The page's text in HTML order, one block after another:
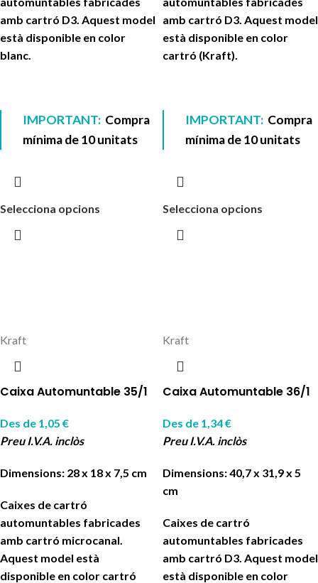
amb cartró D3. Aquest model
està disponible en color
blanc.
IMPORTANT: Compra
mínima de 10 unitats
Selecciona opcions
amb cartró D3. Aquest model
està disponible en color
cartró (Kraft).
IMPORTANT: Compra
mínima de 10 unitats
Selecciona opcions
Kraft
Caixa Automuntable 35/1
Des de 1,05 €
Preu I.V.A. inclòs
Dimensions: 28 x 18 x 7,5 cm
Caixes de cartró
automuntables fabricades
amb cartró microcanal.
Aquest model està
disponible en color cartró
Kraft
Caixa Automuntable 36/1
Des de 1,34€
Preu I.V.A. inclòs
Dimensions: 40,7 x 31,9 x 5
cm
Caixes de cartró
automuntables fabricades
amb cartró D3. Aquest model
està disponible en color